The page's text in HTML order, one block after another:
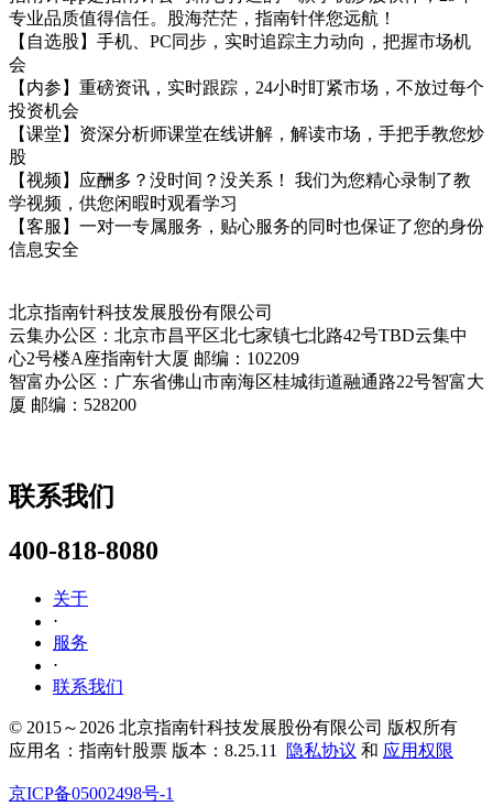
专业品质值得信任。股海茫茫，指南针伴您远航！
【自选股】手机、PC同步，实时追踪主力动向，把握市场机
会
【内参】重磅资讯，实时跟踪，24小时盯紧市场，不放过每个
投资机会
【课堂】资深分析师课堂在线讲解，解读市场，手把手教您炒
股
【视频】应酬多？没时间？没关系！ 我们为您精心录制了教
学视频，供您闲暇时观看学习
【客服】一对一专属服务，贴心服务的同时也保证了您的身份
信息安全
北京指南针科技发展股份有限公司
云集办公区：北京市昌平区北七家镇七北路42号TBD云集中
心2号楼A座指南针大厦 邮编：102209
智富办公区：广东省佛山市南海区桂城街道融通路22号智富大
厦 邮编：528200
联系我们
400-818-8080
关于
⋅
服务
⋅
联系我们
© 2015～2026 北京指南针科技发展股份有限公司 版权所有
应用名：指南针股票 版本：8.25.11
隐私协议 和 应用权限
京ICP备05002498号-1